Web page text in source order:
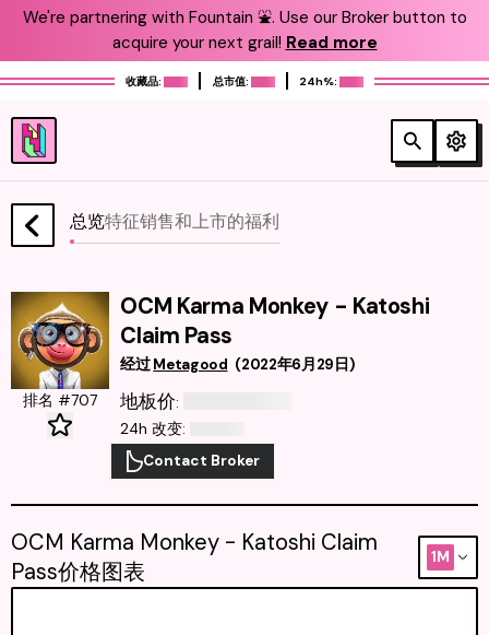
We're partnering with Fountain ⛲️. Use our Broker button to
acquire your next grail! Read more
收藏品: 总市值: 24h%:
总览特征销售和上市的福利
OCM Karma Monkey - Katoshi
Claim Pass
经过 Metagood (2022年6月29日)
排名 #707
地板价:
24h 改变:
Contact Broker
OCM Karma Monkey - Katoshi Claim
Pass价格图表
1M